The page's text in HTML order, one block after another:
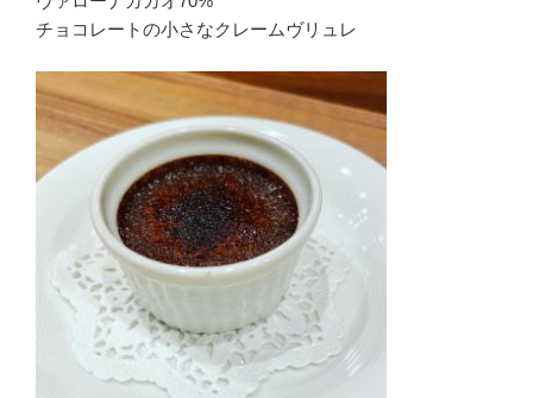
チョコレートの小さなクレームヴリュレ